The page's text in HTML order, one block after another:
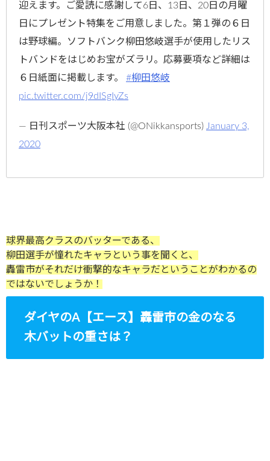
迎えます。ご愛読に感謝して6日、13日、20日の月曜
日にプレゼント特集をご用意しました。第１弾の６日
は野球編。ソフトバンク柳田悠岐選手が使用したリス
トバンドをはじめお宝がズラリ。応募要項など詳細は
６日紙面に掲載します。 #柳田悠岐
pic.twitter.com/j9dISgIyZs
— 日刊スポーツ大阪本社 (@ONikkansports) January 3,
2020
球界最高クラスのバッターである、
柳田選手が憧れたキャラという事を聞くと、
轟雷市がそれだけ衝撃的なキャラだということがわかるの
ではないでしょうか！
ダイヤのA【エース】轟雷市の金のなる
木バットの重さは？